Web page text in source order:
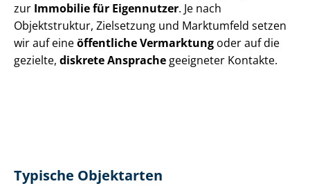
zur Immobilie für Eigennutzer. Je nach
Objektstruktur, Zielsetzung und Marktumfeld setzen
wir auf eineöffentliche Vermarktung oder auf die
gezielte, diskrete Ansprachegeeigneter Kontakte.
Typische Objektarten